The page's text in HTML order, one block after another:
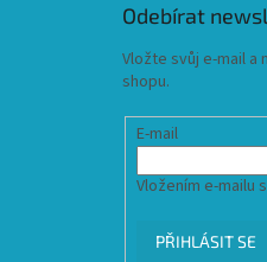
Odebírat
Vložte svůj e-mail a
shopu.
E-mail
Vložením e-mailu
PŘIHLÁSIT SE